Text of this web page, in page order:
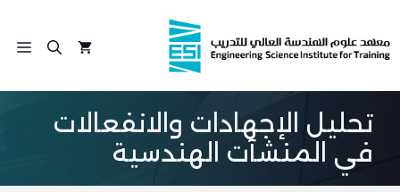
إلى
المحتوى
تحليل الإجهادات والانفعالات
في المنشآت الهندسية